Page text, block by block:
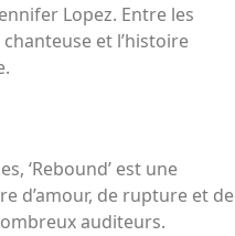
Lopez. Entre les
et l’histoire
‘Rebound’ est une
d’amour, de rupture et de
auditeurs.